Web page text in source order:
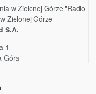
w Zielonej Górze "Radio
Zielonej Górze
S.A.
1
Góra